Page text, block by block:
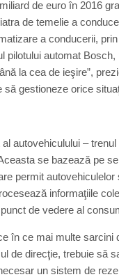
de euro în 2016
de temelie a
a conducerii,
pilotului automat
la cea de ieşire”,
gestioneze orice
autovehiculului –
se bazează pe
permit
informaţiile
de vedere al
în ce mai multe
de direcţie, trebuie să
un sistem de